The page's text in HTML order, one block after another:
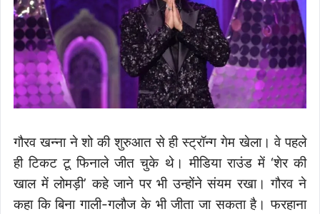
गौरव खन्ना ने शो की शुरुआत से ही स्ट्रॉन्ग गेम खेला। वे पहले
ही टिकट टू फिनाले जीत चुके थे। मीडिया राउंड में ‘शेर की
खाल में लोमड़ी’ कहे जाने पर भी उन्होंने संयम रखा। गौरव ने
कहा कि बिना गाली-गलौज के भी जीता जा सकता है। फरहाना